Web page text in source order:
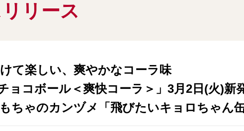
リース
て楽しい、爽やかなコーラ味
ョコボール＜爽快コーラ＞」3月2日(火)新
ちゃのカンヅメ「飛びたいキョロちゃん